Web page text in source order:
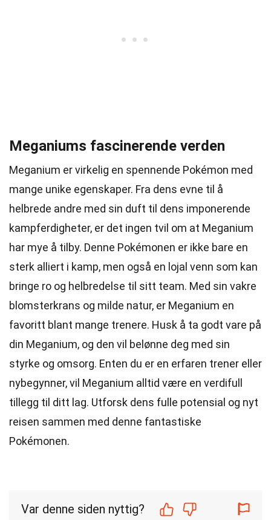
Meganiums fascinerende verden
Meganium er virkelig en spennende Pokémon med
mange unike egenskaper. Fra dens evne til å
helbrede andre med sin duft til dens imponerende
kampferdigheter, er det ingen tvil om at Meganium
har mye å tilby. Denne Pokémonen er ikke bare en
sterk alliert i kamp, men også en lojal venn som kan
bringe ro og helbredelse til sitt team. Med sin vakre
blomsterkrans og milde natur, er Meganium en
favoritt blant mange trenere. Husk å ta godt vare på
din Meganium, og den vil belønne deg med sin
styrke og omsorg. Enten du er en erfaren trener eller
nybegynner, vil Meganium alltid være en verdifull
tillegg til ditt lag. Utforsk dens fulle potensial og nyt
reisen sammen med denne fantastiske
Pokémonen.
Var denne siden nyttig?